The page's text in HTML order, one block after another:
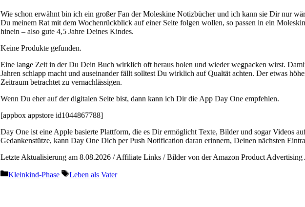
Wie schon erwähnt bin ich ein großer Fan der Moleskine Notizbücher und ich kann sie Dir nur
Du meinem Rat mit dem Wochenrückblick auf einer Seite folgen wollen, so passen in ein
hinein – also gute 4,5 Jahre Deines Kindes.
Keine Produkte gefunden.
Eine lange Zeit in der Du Dein Buch wirklich oft heraus holen und wieder wegpacken wirst.
Jahren schlapp macht und auseinander fällt solltest Du wirklich auf Qualtät achten. Der etwas
Zeitraum betrachtet zu vernachlässigen.
Wenn Du eher auf der digitalen Seite bist, dann kann ich Dir die App Day One empfehlen.
[appbox appstore id1044867788]
Day One ist eine Apple basierte Plattform, die es Dir ermöglicht Texte, Bilder und sogar Videos
Gedankenstütze, kann Day One Dich per Push Notification daran erinnern, Deinen nächsten
Letzte Aktualisierung am 8.08.2026 / Affiliate Links / Bilder von der Amazon Product Advertising
Kategorien
Kleinkind-Phase Schlagwörter
Leben als Vater